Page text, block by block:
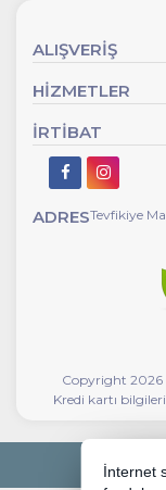
ALIŞVERİŞ
HİZMETLER
İRTİBAT
ADRESTevfikiye
Copyright 2026
Kredi kartı
Bu site
İnternet